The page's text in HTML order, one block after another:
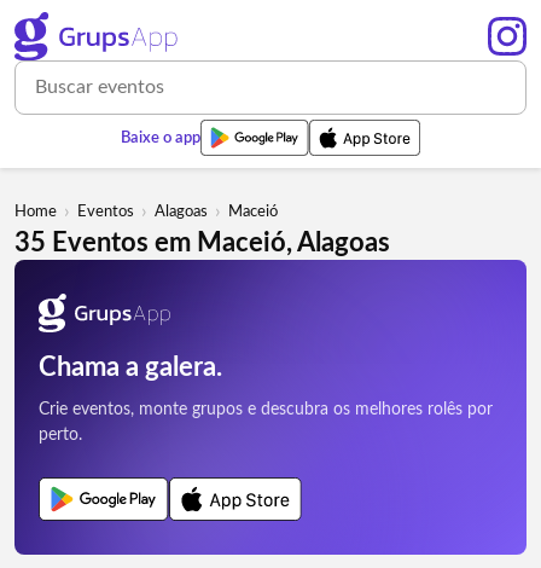
Baixe o app
Home › Eventos › Alagoas › Maceió
35 Eventos em Maceió, Alagoas
Chama a galera.
Crie eventos, monte grupos e descubra os melhores rolês por
perto.